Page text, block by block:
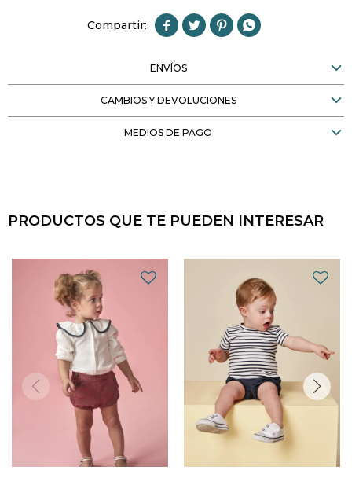
   
ENVÍOS
CAMBIOS Y DEVOLUCIONES
MEDIOS DE PAGO
PRODUCTOS QUE TE PUEDEN INTERESAR